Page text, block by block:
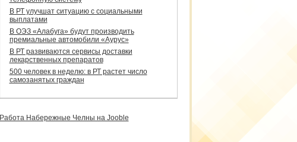
В РТ улучшат ситуацию с социальными
выплатами
В ОЭЗ «Алабуга» будут производить
премиальные автомобили «Аурус»
В РТ развиваются сервисы доставки
лекарственных препаратов
500 человек в неделю: в РТ растет число
самозанятых граждан
Работа Набережные Челны на Jooble